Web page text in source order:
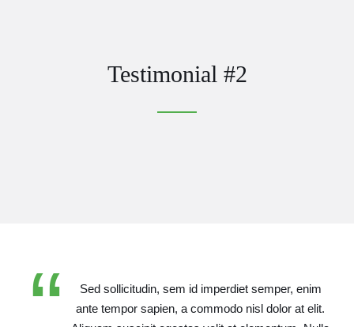
Testimonial #2
Sed sollicitudin, sem id imperdiet semper, enim
ante tempor sapien, a commodo nisl dolor at elit.